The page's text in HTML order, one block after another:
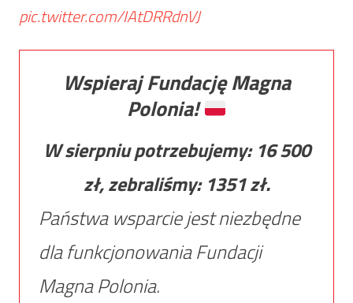
pic.twitter.com/IAtDRRdnVJ
Wspieraj Fundację Magna
Polonia!
W sierpniu potrzebujemy: 16 500
zł, zebraliśmy: 1351zł.
Państwa wsparcie jest niezbędne
dla funkcjonowania Fundacji
Magna Polonia.